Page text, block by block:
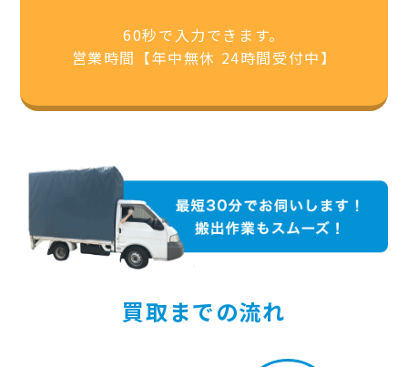
60秒で入力できます。
営業時間【年中無休 24時間受付中】
買取までの流れ